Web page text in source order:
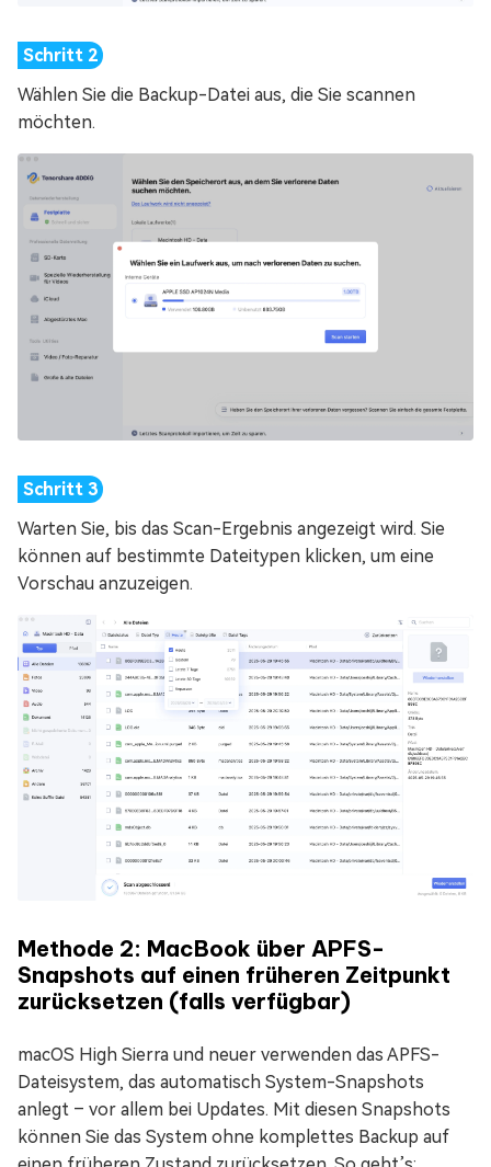
Wählen Sie die Backup-Datei aus, die Sie scannen
möchten.
Warten Sie, bis das Scan-Ergebnis angezeigt wird. Sie
können auf bestimmte Dateitypen klicken, um eine
Vorschau anzuzeigen.
Methode 2: MacBook über APFS-
Snapshots auf einen früheren Zeitpunkt
zurücksetzen (falls verfügbar)
macOS High Sierra und neuer verwenden das APFS-
Dateisystem, das automatisch System-Snapshots
anlegt – vor allem bei Updates. Mit diesen Snapshots
können Sie das System ohne komplettes Backup auf